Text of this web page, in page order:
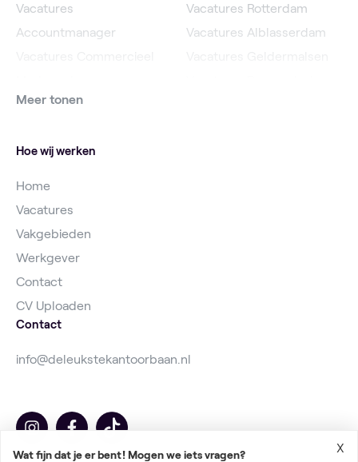
Vacatures
Accountmanager
Vacatures Online
Vacatures Rotterdam
Vacatures Alblasserdam
Meer tonen
Hoe wij werken
Home
Vacatures
Vakgebieden
Werkgever
Contact
CV Uploaden
Contact
info@deleukstekantoorbaan.nl
Wat fijn dat je er bent! Mogen we iets vragen? X